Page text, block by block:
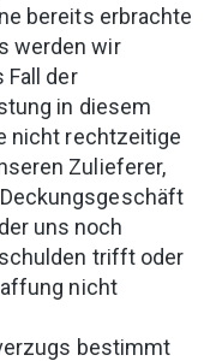
bereits erbrachte
werden wir
Fall der
in diesem
nicht rechtzeitige
Zulieferer,
uns noch
trifft oder
nicht
bestimmt